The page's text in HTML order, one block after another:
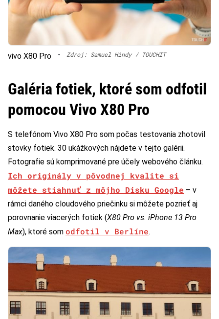
vivo X80 Pro • Zdroj: Samuel Hindy / TOUCHIT
Galéria fotiek, ktoré som odfotil
pomocou Vivo X80 Pro
S telefónom Vivo X80 Pro som počas testovania zhotovil
stovky fotiek. 30 ukážkových nájdete v tejto galérii.
Fotografie sú komprimované pre účely webového článku.
Ich originály v pôvodnej kvalite si
môžete stiahnuť z môjho Disku Google – v
rámci daného cloudového priečinku si môžete pozrieť aj
porovnanie viacerých fotiek (X80 Pro vs. iPhone 13 Pro
Max), ktoré som odfotil v Berlíne.